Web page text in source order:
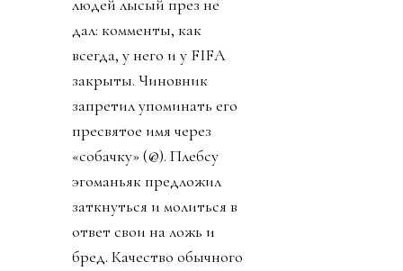
людей лысый през не
дал: комменты, как
всегда, у него и у FIFA
закрыты. Чиновник
запретил упоминать его
пресвятое имя через
«собачку» (@). Плебсу
эгоманьяк предложил
заткнуться и молиться в
ответ свои на ложь и
бред. Качество обычного